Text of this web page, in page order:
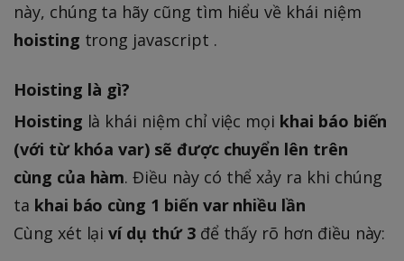
này, chúng ta hãy cũng tìm hiểu về khái niệm
hoisting trong javascript .
Hoisting là gì?
Hoisting là khái niệm chỉ việc mọi khai báo biến
(với từ khóa var) sẽ được chuyển lên trên
cùng của hàm. Điều này có thể xảy ra khi chúng
ta khai báo cùng 1 biến var nhiều lần
Cùng xét lạiví dụ thứ 3để thấy rõ hơn điều này: